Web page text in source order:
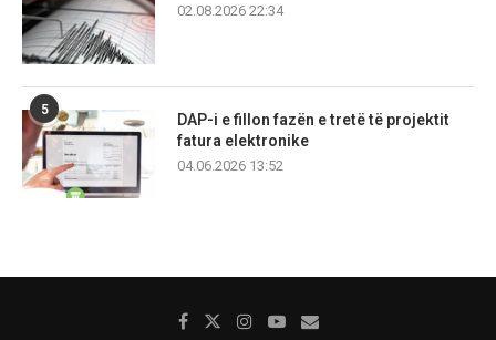
02.08.2026 22:34
5
DAP-i e fillon fazën e tretë të projektit
fatura elektronike
04.06.2026 13:52